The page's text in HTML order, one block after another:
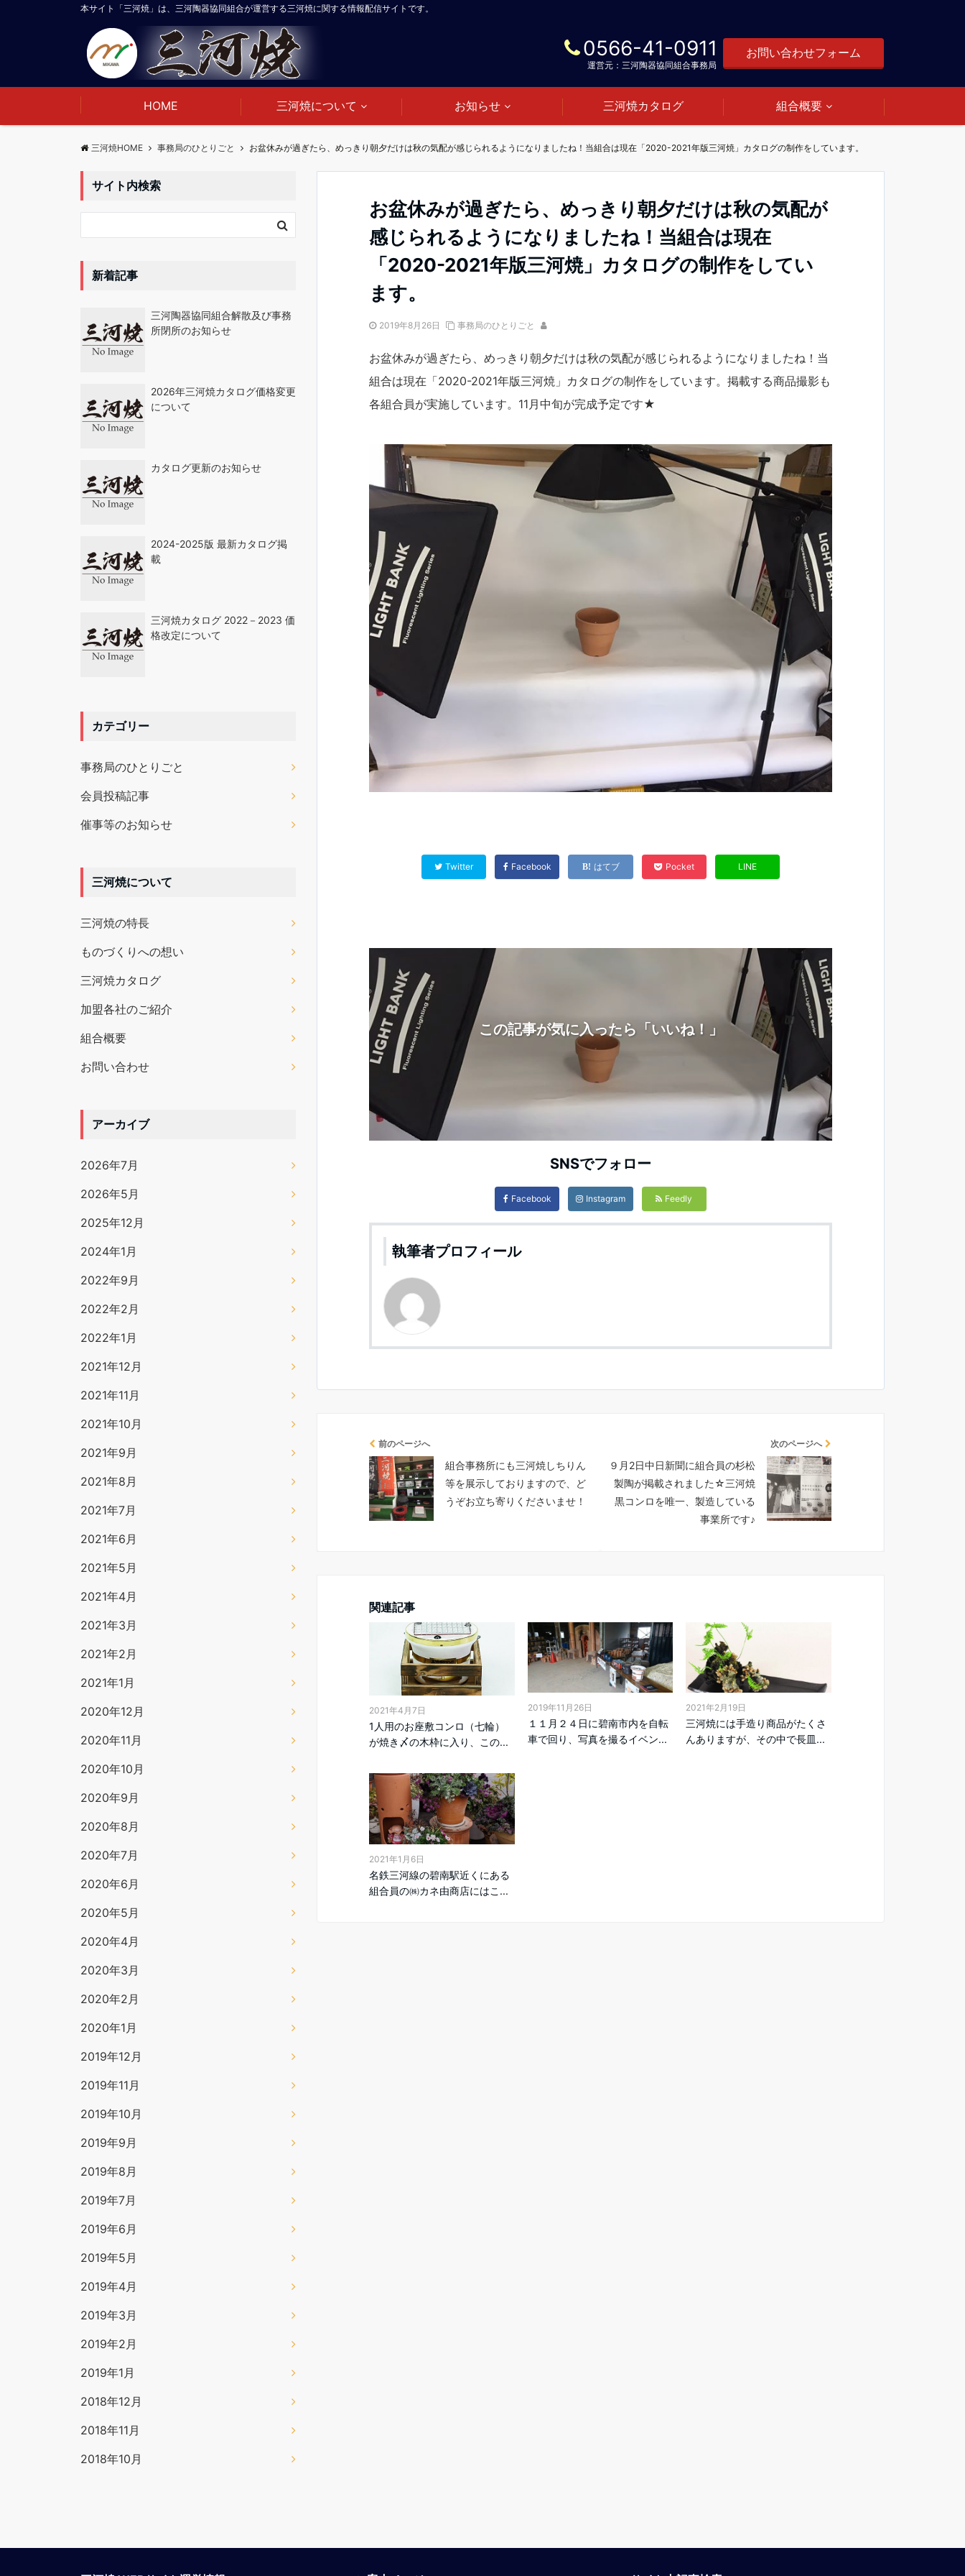
本サイト「三河焼」は、三河陶器協同組合が運営する三河焼に関する情報配信サイトです。
0566-41-0911
運営元：三河陶器協同組合事務局
お問い合わせフォーム
HOME 三河焼について お知らせ 三河焼カタログ 組合概要
三河焼HOME 事務局のひとりごと お盆休みが過ぎたら、めっきり朝夕だけは秋の気配が感じられるようになりましたね！当組合は現在「2020-2021年版三河焼」カタログの制作をしています。
お盆休みが過ぎたら、めっきり朝夕だけは秋の気配が
感じられるようになりましたね！当組合は現在
「2020-2021年版三河焼」カタログの制作をしてい
ます。
2019年8月26日 事務局のひとりごと
お盆休みが過ぎたら、めっきり朝夕だけは秋の気配が感じられるようになりましたね！当
組合は現在「2020-2021年版三河焼」カタログの制作をしています。掲載する商品撮影も
各組合員が実施しています。11月中旬が完成予定です★
Twitter Facebook はてブ Pocket LINE
この記事が気に入ったら「いいね！」
SNSでフォロー
Facebook Instagram Feedly
執筆者プロフィール
前のページへ
組合事務所にも三河焼しちりん
等を展示しておりますので、ど
うぞお立ち寄りくださいませ！
次のページへ
９月2日中日新聞に組合員の杉松
製陶が掲載されました☆三河焼
黒コンロを唯一、製造している
事業所です♪
関連記事
2021年4月7日
1人用のお座敷コンロ（七輪）
が焼き〆の木枠に入り、この...
2019年11月26日
１１月２４日に碧南市内を自転
車で回り、写真を撮るイベン...
2021年2月19日
三河焼には手造り商品がたくさ
んありますが、その中で長皿...
2021年1月6日
名鉄三河線の碧南駅近くにある
組合員の㈱カネ由商店にはこ...
サイト内検索
新着記事
三河陶器協同組合解散及び事務
所閉所のお知らせ
2026年三河焼カタログ価格変更
について
カタログ更新のお知らせ
2024-2025版 最新カタログ掲
載
三河焼カタログ 2022－2023 価
格改定について
カテゴリー
事務局のひとりごと
会員投稿記事
催事等のお知らせ
三河焼について
三河焼の特長
ものづくりへの想い
三河焼カタログ
加盟各社のご紹介
組合概要
お問い合わせ
アーカイブ
2026年7月
2026年5月
2025年12月
2024年1月
2022年9月
2022年2月
2022年1月
2021年12月
2021年11月
2021年10月
2021年9月
2021年8月
2021年7月
2021年6月
2021年5月
2021年4月
2021年3月
2021年2月
2021年1月
2020年12月
2020年11月
2020年10月
2020年9月
2020年8月
2020年7月
2020年6月
2020年5月
2020年4月
2020年3月
2020年2月
2020年1月
2019年12月
2019年11月
2019年10月
2019年9月
2019年8月
2019年7月
2019年6月
2019年5月
2019年4月
2019年3月
2019年2月
2019年1月
2018年12月
2018年11月
2018年10月